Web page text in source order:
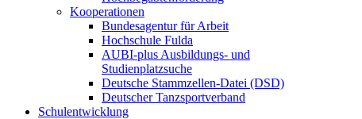
Kooperationen
Bundesagentur für Arbeit
Hochschule Fulda
AUBI-plus Ausbildungs- und
Studienplatzsuche
Deutsche Stammzellen-Datei (DSD)
Deutscher Tanzsportverband
Schulentwicklung